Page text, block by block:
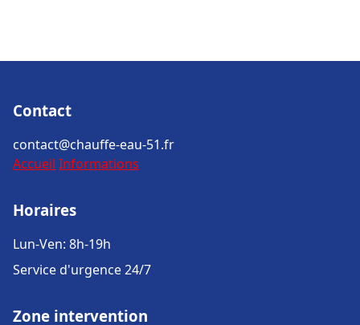
Contact
contact@chauffe-eau-51.fr
Accueil Informations
Horaires
Lun-Ven: 8h-19h
Service d'urgence 24/7
Zone intervention